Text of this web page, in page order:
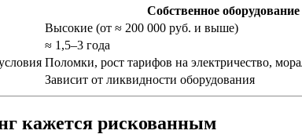
Собственное оборудование
Высокие (от ≈ 200 000 руб. и выше)
≈ 1,5–3 года
Поломки, рост тарифов на электричество,
Зависит от ликвидности оборудования
кажется рискованным